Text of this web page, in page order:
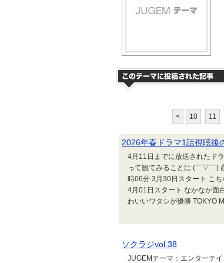
< 10 11
2026年春ドラマ1話視聴後
4月11日までに放送されたド
って観てみることに (￣▽￣)
時06分 3月30日スタート こ
4月01日スタート なかなか面
わいいワタシが優勝 TOKYO
ソクラジvol.38
JUGEMテーマ：エンターテ